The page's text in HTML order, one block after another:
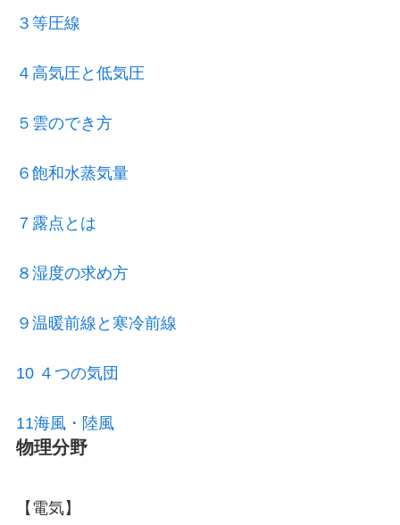
３等圧線
４高気圧と低気圧
５雲のでき方
６飽和水蒸気量
７露点とは
８湿度の求め方
９温暖前線と寒冷前線
10 ４つの気団
11海風・陸風
物理分野
【電気】